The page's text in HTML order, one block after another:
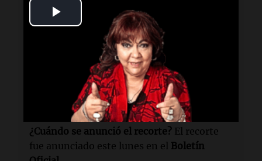
Video
Córdoba
Gobierno nacional
provocar un “genocidio sanitario” por el
$63.000 millonesen salud.
¿Quién es Liliana Montero?Es la secretaria
General de Salud y Desarrollo Humano de
y funcionaria deMartín Llaryora
¿Cuándo se anunció el recorte? El recorte
fue anunciado este lunes en el Boletín